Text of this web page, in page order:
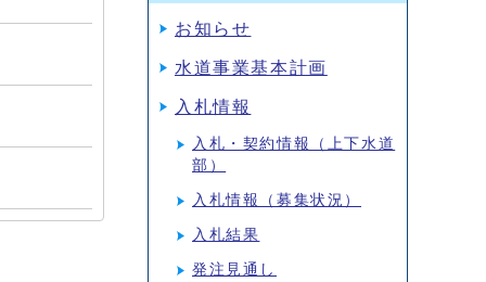
お知らせ
水道事業基本計画
入札情報
入札・契約情報（上下水道
部）
入札情報（募集状況）
入札結果
発注見通し